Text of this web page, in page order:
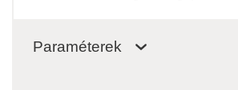
Paraméterek